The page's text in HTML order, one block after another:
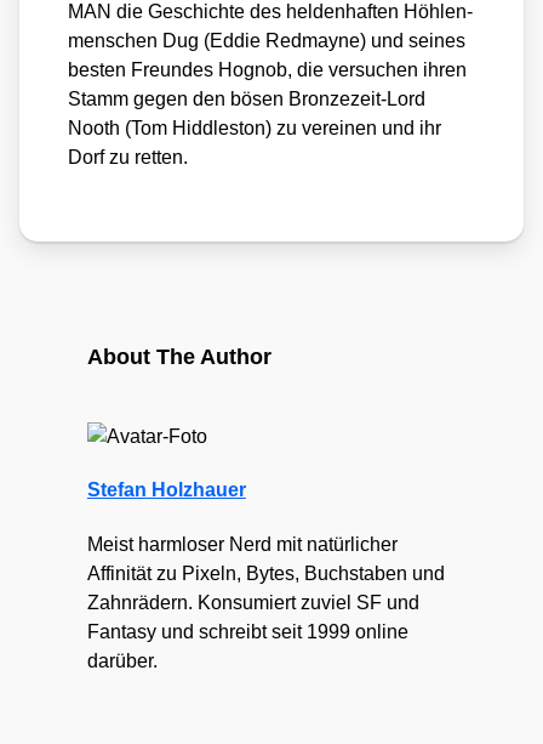
MAN die Geschich­te des hel­den­haf­ten Höh­len­
men­schen Dug (Eddie Red­may­ne) und sei­nes
bes­ten Freun­des Hognob, die ver­su­chen ihren
Stamm gegen den bösen Bron­ze­zeit-Lord
Nooth (Tom Hidd­le­s­ton) zu ver­ei­nen und ihr
Dorf zu ret­ten.
About The Author
Stefan Holzhauer
Meist harmloser Nerd mit natürlicher
Affinität zu Pixeln, Bytes, Buchstaben und
Zahnrädern. Konsumiert zuviel SF und
Fantasy und schreibt seit 1999 online
darüber.